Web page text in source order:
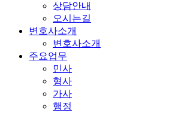
상담안내
오시는길
변호사소개
변호사소개
주요업무
민사
형사
가사
행정